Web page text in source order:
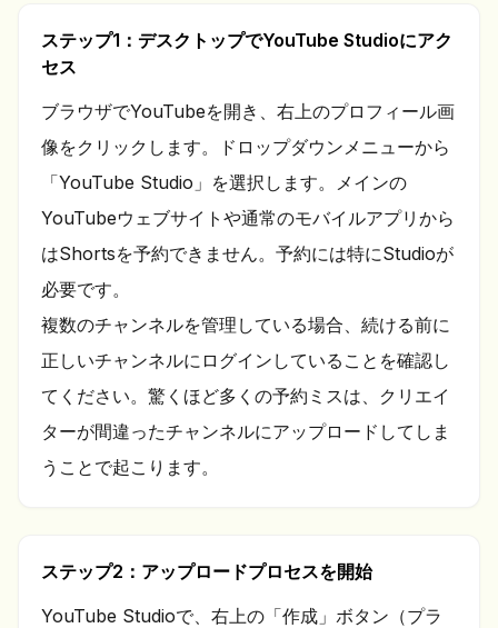
ステップ1：デスクトップでYouTube Studioにアク
セス
ブラウザでYouTubeを開き、右上のプロフィール画
像をクリックします。ドロップダウンメニューから
「YouTube Studio」を選択します。メインの
YouTubeウェブサイトや通常のモバイルアプリから
はShortsを予約できません。予約には特にStudioが
必要です。
複数のチャンネルを管理している場合、続ける前に
正しいチャンネルにログインしていることを確認し
てください。驚くほど多くの予約ミスは、クリエイ
ターが間違ったチャンネルにアップロードしてしま
うことで起こります。
ステップ2：アップロードプロセスを開始
YouTube Studioで、右上の「作成」ボタン（プラ